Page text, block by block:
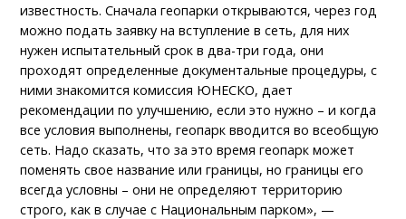
известность. Сначала геопарки открываются, через год
можно подать заявку на вступление в сеть, для них
нужен испытательный срок в два-три года, они
проходят определенные документальные процедуры, с
ними знакомится комиссия ЮНЕСКО, дает
рекомендации по улучшению, если это нужно – и когда
все условия выполнены, геопарк вводится во всеобщую
сеть. Надо сказать, что за это время геопарк может
поменять свое название или границы, но границы его
всегда условны – они не определяют территорию
строго, как в случае с Национальным парком», —